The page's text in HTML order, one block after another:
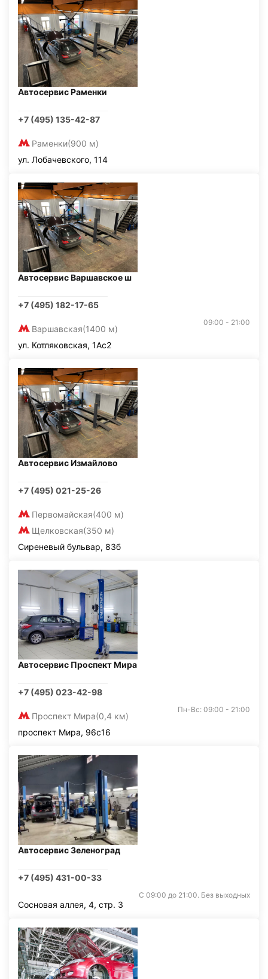
Автосервис Раменки
+7 (495) 135-42-87
Раменки(900 м)
ул. Лобачевского, 114
Автосервис Варшавское ш
+7 (495) 182-17-65
Варшавская(1400 м)
09:00 - 21:00
ул. Котляковская, 1Ас2
Автосервис Измайлово
+7 (495) 021-25-26
Первомайская(400 м)
Щелковская(350 м)
Сиреневый бульвар, 83б
Автосервис Проспект Мира
+7 (495) 023-42-98
Проспект Мира(0,4 км)
Пн-Вс: 09:00 - 21:00
проспект Мира, 96с16
Автосервис Зеленоград
+7 (495) 431-00-33
С 09:00 до 21:00. Без выходных
Сосновая аллея, 4, стр. 3